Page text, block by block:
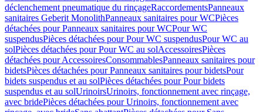
déclenchement pneumatique du rinçageRaccordementsPanneaux
sanitaires Geberit MonolithPanneaux sanitaires pour WCPièces
détachées pour Panneaux sanitaires pour WCPour WC
suspendusPièces détachées pour Pour WC suspendusPour WC au
solPièces détachées pour Pour WC au solAccessoiresPièces
détachées pour AccessoiresConsommablesPanneaux sanitaires pour
bidetsPièces détachées pour Panneaux sanitaires pour bidetsPour
bidets suspendus et au solPièces détachées pour Pour bidets
suspendus et au solUrinoirsUrinoirs, fonctionnement avec rinçage,
avec bridePièces détachées pour Urinoirs, fonctionnement avec